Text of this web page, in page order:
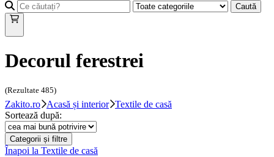
Caută
Decorul ferestrei
(Rezultate 485)
Zakito.ro Acasă și interior Textile de casă
Sortează după:
Categorii și filtre
Înapoi la Textile de casă